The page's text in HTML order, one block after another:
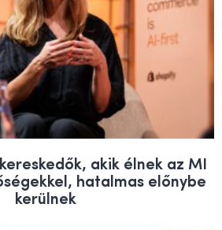
akik élnek az MI
hatalmas előnybe
kerülnek